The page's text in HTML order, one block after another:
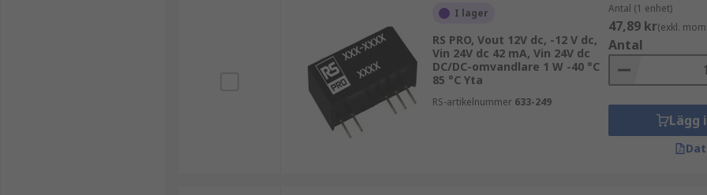
I lager
RS PRO, Vout 12V dc, -12 V dc,
Vin 24V dc 42 mA, Vin 24V dc
DC/DC-omvandlare 1 W -40 °C
85 °C Yta
RS-artikelnummer 633-249
Antal (1 enhet)
47,89 kr(exkl.
Antal
Lägg